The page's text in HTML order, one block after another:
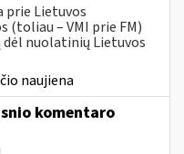
prie Lietuvos
(toliau – VMI prie FM)
nuolatinių Lietuvos
naujiena
komentaro